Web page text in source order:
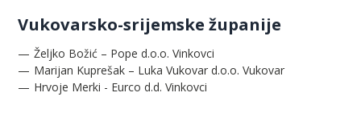
Vukovarsko-srijemske županije
Željko Božić – Pope d.o.o. Vinkovci
Marijan Kuprešak – Luka Vukovar d.o.o. Vukovar
Hrvoje Merki - Eurco d.d. Vinkovci